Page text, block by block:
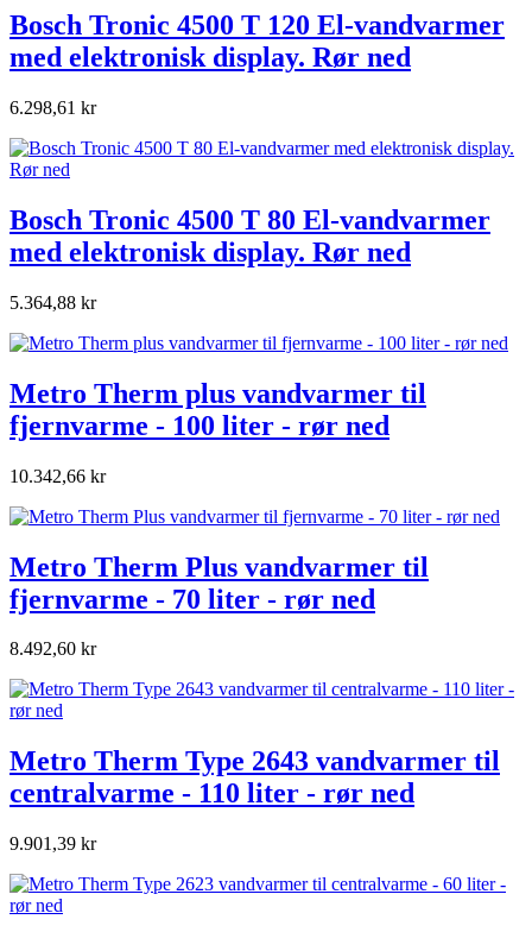
Bosch Tronic 4500 T 120 El-vandvarmer
med elektronisk display. Rør ned
6.298,61 kr
Bosch Tronic 4500 T 80 El-vandvarmer
med elektronisk display. Rør ned
5.364,88 kr
Metro Therm plus vandvarmer til
fjernvarme - 100 liter - rør ned
10.342,66 kr
Metro Therm Plus vandvarmer til
fjernvarme - 70 liter - rør ned
8.492,60 kr
Metro Therm Type 2643 vandvarmer til
centralvarme - 110 liter - rør ned
9.901,39 kr